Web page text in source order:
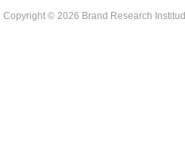
Copyright © 2026 Brand Research